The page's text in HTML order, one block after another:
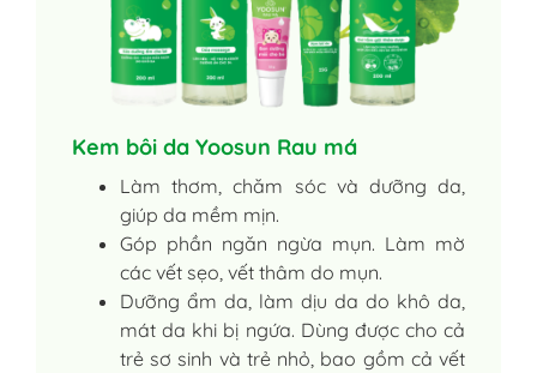
Kem bôi da Yoosun Rau má
Làm thơm, chăm sóc và dưỡng da,
giúp da mềm mịn.
Góp phần ngăn ngừa mụn. Làm mờ
các vết sẹo, vết thâm do mụn.
Dưỡng ẩm da, làm dịu da do khô da,
mát da khi bị ngứa. Dùng được cho cả
trẻ sơ sinh và trẻ nhỏ, bao gồm cả vết